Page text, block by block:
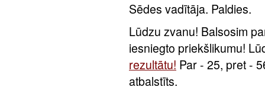
Sēdes vadītāja. Paldies.
Lūdzu zvanu! Balsosim
iesniegto priekšlikumu!
rezultātu! Par - 25, pret -
atbalstīts.